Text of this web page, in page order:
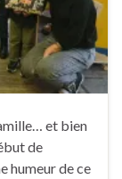
et bien
de
humeur de ce